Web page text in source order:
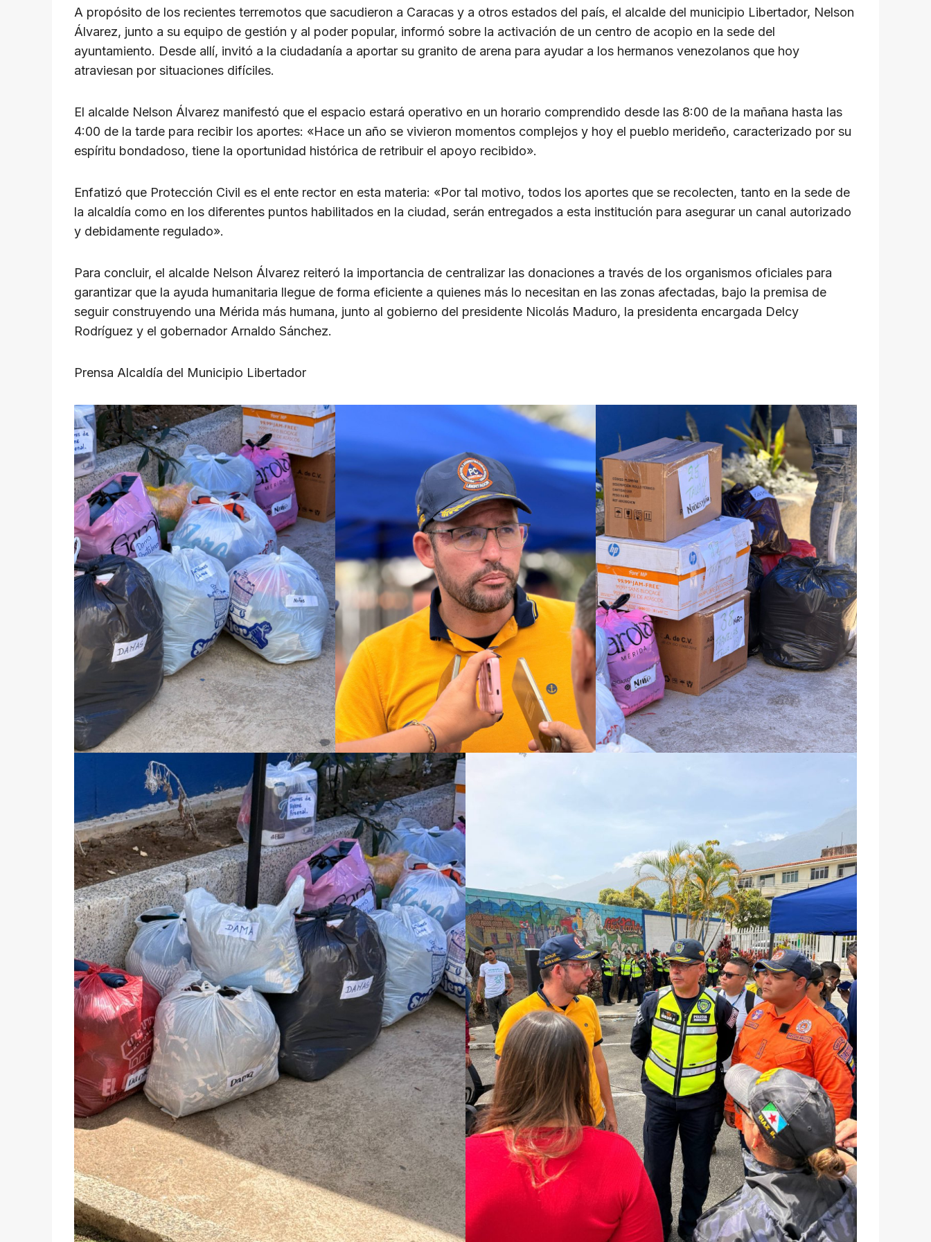
p o
k
k
​A propósito de los recientes terremotos que sacudieron a Caracas y a otros estados del país, el alcalde del municipio Libertador, Nelson
Álvarez, junto a su equipo de gestión y al poder popular, informó sobre la activación de un centro de acopio en la sede del
ayuntamiento. Desde allí, invitó a la ciudadanía a aportar su granito de arena para ayudar a los hermanos venezolanos que hoy
atraviesan por situaciones difíciles.
​El alcalde Nelson Álvarez manifestó que el espacio estará operativo en un horario comprendido desde las 8:00 de la mañana hasta las
4:00 de la tarde para recibir los aportes: «Hace un año se vivieron momentos complejos y hoy el pueblo merideño, caracterizado por su
espíritu bondadoso, tiene la oportunidad histórica de retribuir el apoyo recibido».
​Enfatizó que Protección Civil es el ente rector en esta materia: «Por tal motivo, todos los aportes que se recolecten, tanto en la sede de
la alcaldía como en los diferentes puntos habilitados en la ciudad, serán entregados a esta institución para asegurar un canal autorizado
y debidamente regulado».
​Para concluir, el alcalde Nelson Álvarez reiteró la importancia de centralizar las donaciones a través de los organismos oficiales para
garantizar que la ayuda humanitaria llegue de forma eficiente a quienes más lo necesitan en las zonas afectadas, bajo la premisa de
seguir construyendo una Mérida más humana, junto al gobierno del presidente Nicolás Maduro, la presidenta encargada Delcy
Rodríguez y el gobernador Arnaldo Sánchez.
​Prensa Alcaldía del Municipio Libertador